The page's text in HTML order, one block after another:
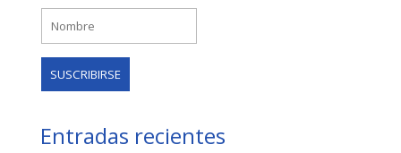
Entradas recientes